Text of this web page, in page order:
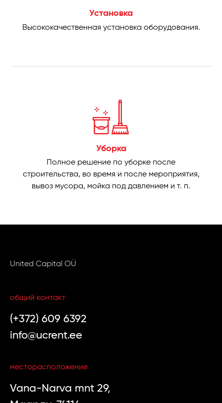
Установка
Высококачественная установка оборудования.
Уборка
Полное решение по уборке после
строительства, во время и после мероприятия,
вывоз мусора, мойка под давлением и т. п.
United Capital OÜ
общий контакт
(+372) 609 6392
info@ucrent.ee
месторасположение
Vana-Narva mnt 29,